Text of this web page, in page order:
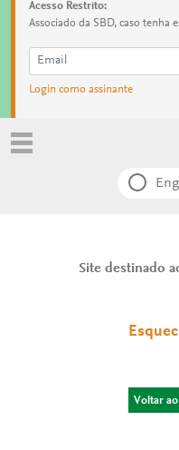
Acesso Restrito:
Associado da SBD, caso tenha
Login como assinante
Site destinado
Voltar